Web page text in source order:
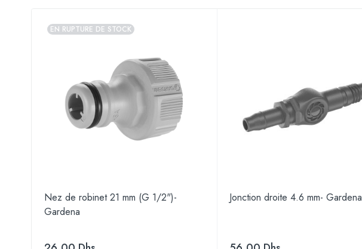
EN RUPTURE DE STOCK
Nez de robinet 21 mm (G 1/2")-
Gardena
Jonction droite 4.6 mm- Gardena